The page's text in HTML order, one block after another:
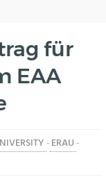
für
EAA
-ERAU -